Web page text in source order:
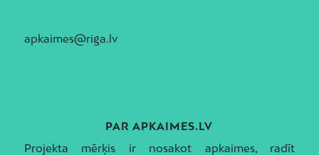
apkaimes@riga.lv
PAR APKAIMES.LV
Projekta mērķis ir nosakot apkaimes, radīt